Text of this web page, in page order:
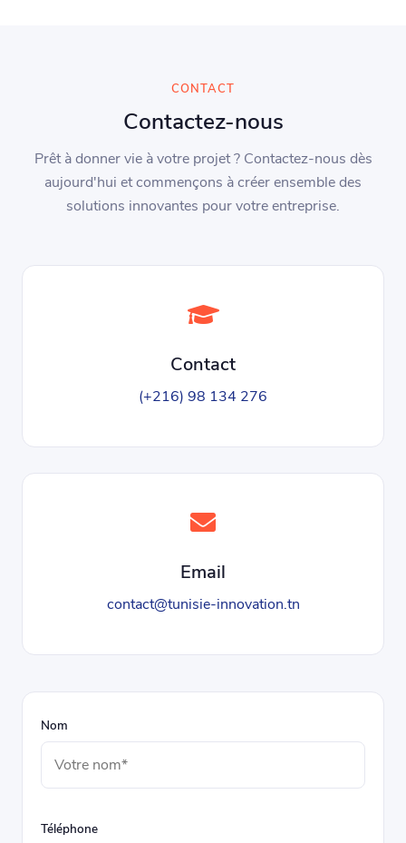
CONTACT
Contactez-nous
Prêt à donner vie à votre projet ? Contactez-nous dès
aujourd'hui et commençons à créer ensemble des
solutions innovantes pour votre entreprise.
Contact
(+216) 98 134 276
Email
contact@tunisie-innovation.tn
Nom
Téléphone